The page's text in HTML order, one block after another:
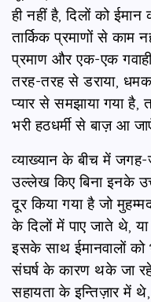
ही नहीं है, दिलों को
तार्किक प्रमाणों से काम
प्रमाण और एक-एक
तरह-तरह से डराया,
प्यार से समझाया गया है,
भरी हठधर्मी से बाज़ आ
व्याख्यान के बीच में जगह-
उल्लेख किए बिना इनके
दूर किया गया है जो
के दिलों में पाए जाते थे,
इसके साथ ईमानवालों
संघर्ष के कारण थके जा
सहायता के इन्तिज़ार में